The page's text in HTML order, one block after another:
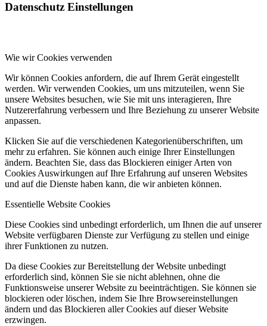
Datenschutz Einstellungen
Wie wir Cookies verwenden
Wir können Cookies anfordern, die auf Ihrem Gerät eingestellt
werden. Wir verwenden Cookies, um uns mitzuteilen, wenn Sie
unsere Websites besuchen, wie Sie mit uns interagieren, Ihre
Nutzererfahrung verbessern und Ihre Beziehung zu unserer Website
anpassen.
Klicken Sie auf die verschiedenen Kategorienüberschriften, um
mehr zu erfahren. Sie können auch einige Ihrer Einstellungen
ändern. Beachten Sie, dass das Blockieren einiger Arten von
Cookies Auswirkungen auf Ihre Erfahrung auf unseren Websites
und auf die Dienste haben kann, die wir anbieten können.
Essentielle Website Cookies
Diese Cookies sind unbedingt erforderlich, um Ihnen die auf unserer
Website verfügbaren Dienste zur Verfügung zu stellen und einige
ihrer Funktionen zu nutzen.
Da diese Cookies zur Bereitstellung der Website unbedingt
erforderlich sind, können Sie sie nicht ablehnen, ohne die
Funktionsweise unserer Website zu beeinträchtigen. Sie können sie
blockieren oder löschen, indem Sie Ihre Browsereinstellungen
ändern und das Blockieren aller Cookies auf dieser Website
erzwingen.